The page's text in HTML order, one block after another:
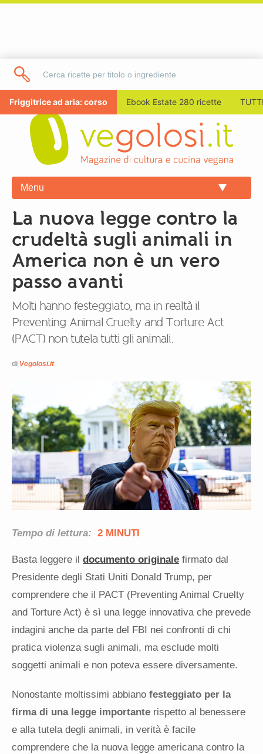
Friggitrice ad aria: corso Ebook Estate 280 ricette
Menu
La nuova legge contro la
crudeltà sugli animali in
America non è un vero
passo avanti
Molti hanno festeggiato, ma in realtà il
Preventing Animal Cruelty and Torture Act
(PACT) non tutela tutti gli animali.
di Vegolosi.it
Tempo di lettura: 2 MINUTI
Basta leggere il documento originale firmato dal
Presidente degli Stati Uniti Donald Trump, per
comprendere che il PACT (Preventing Animal Cruelty
and Torture Act) è sì una legge innovativa che prevede
indagini anche da parte del FBI nei confronti di chi
pratica violenza sugli animali, ma esclude molti
soggetti animali e non poteva essere diversamente.
Nonostante moltissimi abbiano festeggiato per la
firma di una legge importante rispetto al benessere
e alla tutela degli animali, in verità è facile
comprendere che la nuova legge americana contro la